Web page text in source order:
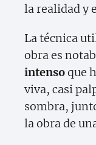
la realidad y
La técnica
obra es
intensoque
viva, casi
sombra,
la obra de